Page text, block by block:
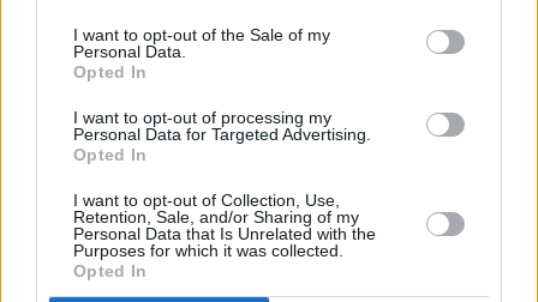
cualquier momento entrando de nuevo en este sitio web o
visitando nuestra política de privacidad.
I want to opt-out of the Sale of my
Personal Data.
Opted In
I want to opt-out of processing my
Personal Data for Targeted Advertising.
Opted In
I want to opt-out of Collection, Use,
Retention, Sale, and/or Sharing of my
Personal Data that Is Unrelated with the
Purposes for which it was collected.
Opted In